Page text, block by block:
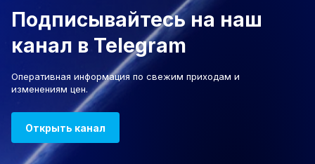
Подписывайтесь на наш
канал в Telegram
Оперативная информация по свежим приходам и
изменениям цен.
Открыть канал